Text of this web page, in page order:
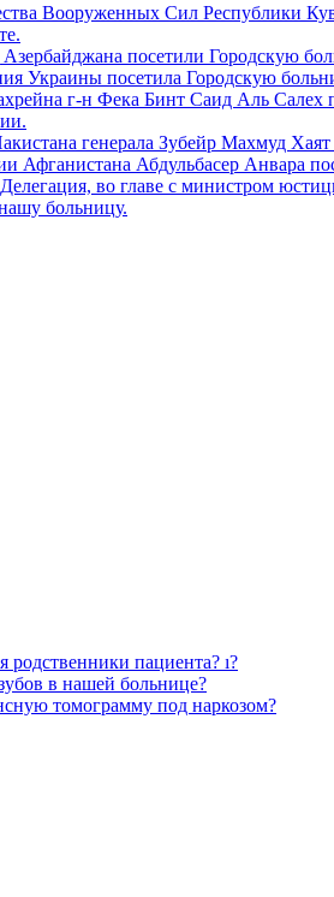
Вооруженных Сил Республики
посетили Городскую
Украины посетила Городскую
г-н Фека Бинт Саид Аль Салех
генерала Зубейр Махмуд
Афганистана Абдульбасер Анвара
во главе с министром
больницу.
родственники пациента? ı?
в нашей больнице?
томограмму под наркозом?